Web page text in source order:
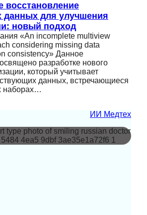
данных для улучшения
новый подход
«An incomplete multiview
considering missing data
consistency» Данное
разработке нового
который учитывает
данных, встречающиеся
наборах…
ИИ Медтех